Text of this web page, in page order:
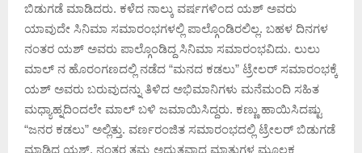
ಬಿಡುಗಡೆ ಮಾಡಿದರು. ಕಳೆದ ನಾಲ್ಕು ವರ್ಷಗಳಿಂದ ಯಶ್ ಅವರು
ಯಾವುದೇ ಸಿನಿಮಾ ಸಮಾರಂಭಗಳಲ್ಲಿ ಪಾಲ್ಗೊಂಡಿರಲಿಲ್ಲ‌. ಬಹಳ ದಿನಗಳ
ನಂತರ ಯಶ್ ಅವರು ಪಾಲ್ಗೊಂಡಿದ್ದ ಸಿನಿಮಾ ಸಮಾರಂಭವಿದು. ಲುಲು
ಮಾಲ್ ನ ಹೊರಂಗಣದಲ್ಲಿ ನಡೆದ “ಮನದ ಕಡಲು” ಟ್ರೇಲರ್ ಸಮಾರಂಭಕ್ಕೆ
ಯಶ್ ಅವರು ಬರುವುದನ್ನು ತಿಳಿದ ಅಭಿಮಾನಿಗಳು ಮನೆಮಂದಿ ಸಹಿತ
ಮಧ್ಯಾಹ್ನದಿಂದಲೇ ಮಾಲ್ ಬಳಿ‌ ಜಮಾಯಿಸಿದ್ದರು. ಕಣ್ಣು ಹಾಯಿಸಿದಷ್ಟು
“ಜನರ ಕಡಲು” ಅಲ್ಲಿತ್ತು‌. ವರ್ಣರಂಜಿತ ಸಮಾರಂಭದಲ್ಲಿ ಟ್ರೇಲರ್ ಬಿಡುಗಡೆ
ಮಾಡಿದ ಯಶ್, ನಂತರ ತಮ್ಮ ಅದ್ಭುತವಾದ ಮಾತುಗಳ ಮೂಲಕ